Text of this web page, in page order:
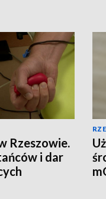
Rzeszowie.
i dar